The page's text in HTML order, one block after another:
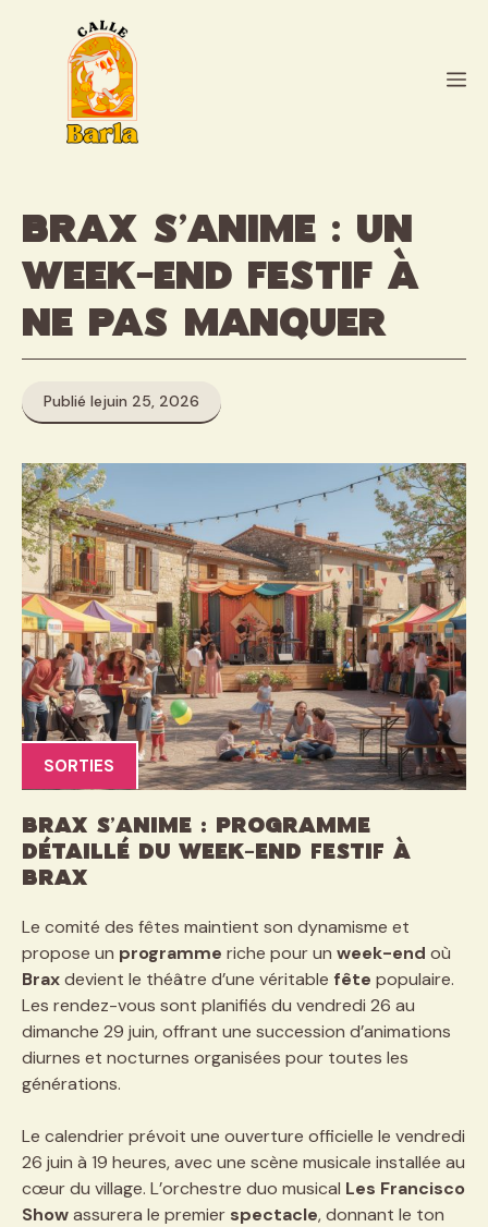
Brax s’anime : un
week-end festif à
ne pas manquer
Publié lejuin 25, 2026
SORTIES
Brax s’anime : programme
détaillé du week-end festif à
Brax
Le comité des fêtes maintient son dynamisme et
propose un programme riche pour un week-end où
Braxdevient le théâtre d’une véritable fête populaire.
Les rendez-vous sont planifiés du vendredi 26 au
dimanche 29 juin, offrant une succession d’animations
diurnes et nocturnes organisées pour toutes les
générations.
Le calendrier prévoit une ouverture officielle le vendredi
26 juin à 19 heures, avec une scène musicale installée au
cœur du village. L’orchestre duo musical Les Francisco
Showassurera le premier spectacle, donnant le ton